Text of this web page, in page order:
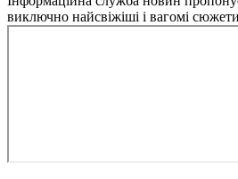
виключно найсвіжіші і вагомі